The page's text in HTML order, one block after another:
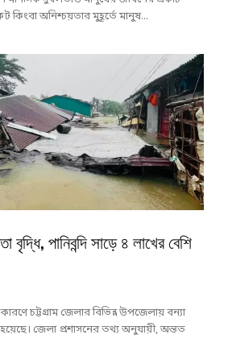
কিংবা অনিশ্চয়তার মুহূর্তে মানুষ...
বৃদ্ধি, পানিবন্দি সাড়ে ৪ লাখের বেশি
চট্টগ্রাম জেলার বিভিন্ন উপজেলায় বন্যা
জেলা প্রশাসনের তথ্য অনুযায়ী, অন্তত